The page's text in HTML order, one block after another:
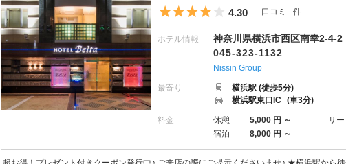
5つ星のうち4
4.30 口コミ - 件
ホテル情報
神奈川県横浜市西区南幸2-4-2
045-323-1132
Nissin Group
最寄り
横浜駅 (徒歩5分)
横浜駅東口IC (車3分)
料金 休憩 5,000 円 ～ サ
宿泊
8,000 円 ～